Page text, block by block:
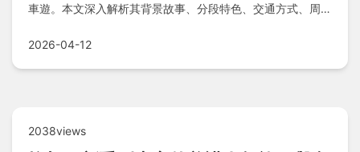
車遊。本文深入解析其背景故事、分段特色、交通方式、周邊
2026-04-12
2038views